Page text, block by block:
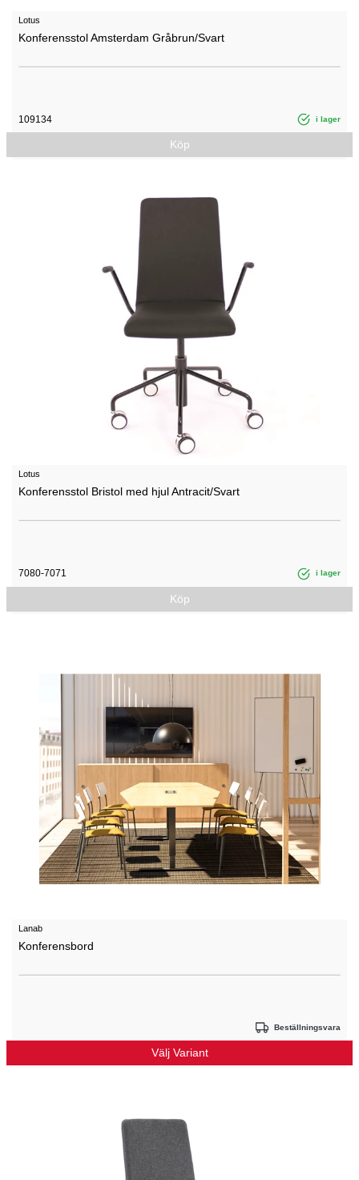
Lotus
Konferensstol Amsterdam Gråbrun/Svart
109134 i lager
Köp
Lotus
Konferensstol Bristol med hjul Antracit/Svart
7080-7071 i lager
Köp
Lanab
Konferensbord
Beställningsvara
Välj Variant